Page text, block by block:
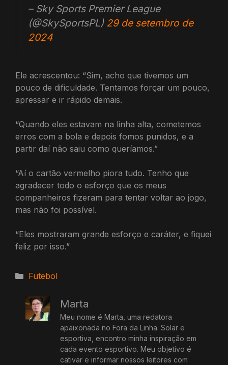
– Sky Sports Premier League
(@SkySportsPL) 29 de setembro de
2024
Ele acrescentou: “Sim, acho que tivemos um
pouco de dificuldade. Tentamos forçar um pouco,
apressar e ir rápido demais.
“Quando eles estavam na linha alta, cometemos
erros com a bola e depois fomos punidos, e a
partir daí não saiu como queríamos.”
“Aí o cartão vermelho piora tudo. Tenho que
agradecer todo o esforço que os meus
companheiros fizeram para tentar voltar ao jogo,
mas não foi possível.
“Eles mostraram grande esforço e caráter, e fiquei
feliz por isso.”
Categorias
Futebol
Marta
Meu nome é Marta, uma redatora
apaixonada no Fora da Linha. Solar e
esportiva, encontro minha inspiração em
cada evento esportivo. Meu objetivo é
cativar e informar nossos leitores com